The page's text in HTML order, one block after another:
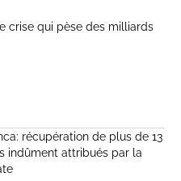
crise qui pèse des milliards
récupération de plus de 13
indûment attribués par la